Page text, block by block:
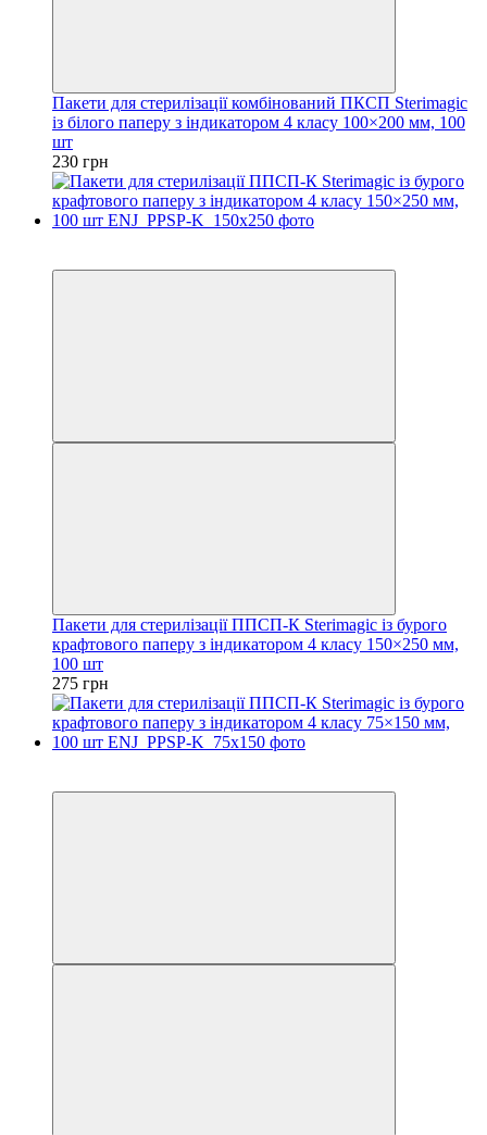
Пакети для стерилізації комбінований ПКСП Sterimagic
із білого паперу з індикатором 4 класу 100×200 мм, 100
шт
230 грн
Пакети для стерилізації ППСП-К Sterimagic із бурого
крафтового паперу з індикатором 4 класу 150×250 мм,
100 шт
275 грн